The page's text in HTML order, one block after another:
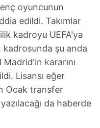
oyuncunun
edildi. Takımlar
kadroyu UEFA'ya
şu anda
kararını
Lisansı eğer
Ocak transfer
da haberde